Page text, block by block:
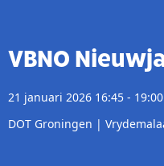
VBNO
21 januari 2026 16:45 - 19:00
DOT Groningen |